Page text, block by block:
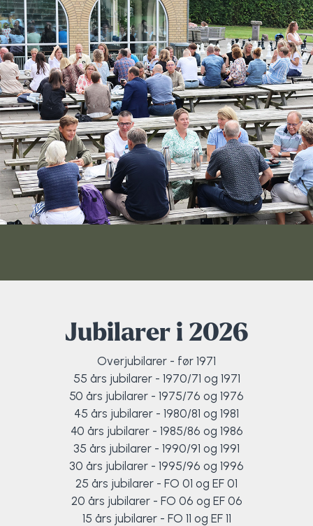
Jubilarer i 2026
Overjubilarer - før 1971
55 års jubilarer - 1970/71 og 1971
50 års jubilarer - 1975/76 og 1976
45 års jubilarer - 1980/81 og 1981
40 års jubilarer - 1985/86 og 1986
35 års jubilarer - 1990/91 og 1991
30 års jubilarer - 1995/96 og 1996
25 års jubilarer - FO 01 og EF 01
20 års jubilarer - FO 06 og EF 06
15 års jubilarer - FO 11 og EF 11
Kajak
Klatring
Løb
OCR
Padel
Pardans
Rytmisk gymnastik
Styrketræning
Svømning og Livredning
Tons og teambuilding